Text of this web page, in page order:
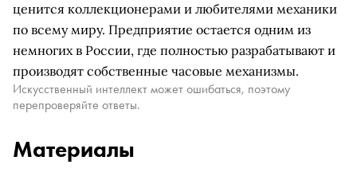
ценится коллекционерами и любителями механики
по всему миру. Предприятие остается одним из
немногих в России, где полностью разрабатывают и
производят собственные часовые механизмы.
Искусственный интеллект может ошибаться, поэтому
перепроверяйте ответы.
Материалы